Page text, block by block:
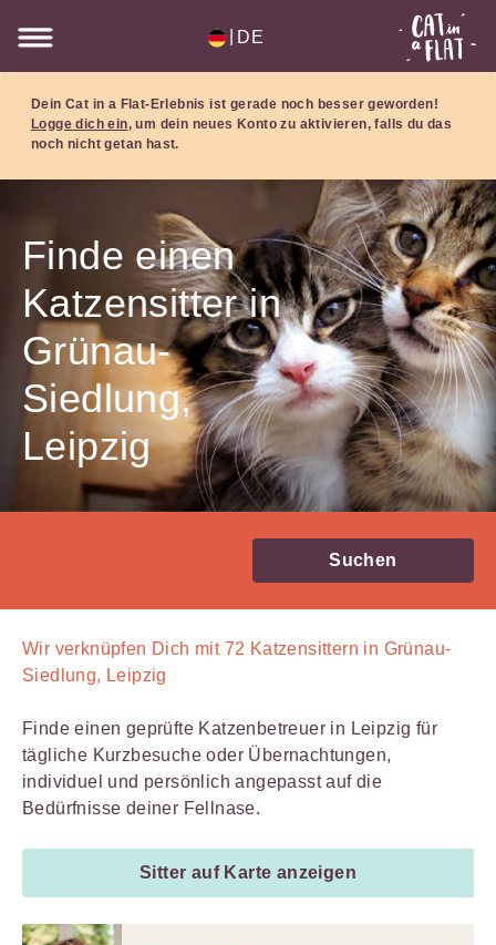
DE
Dein Cat in a Flat-Erlebnis ist gerade noch besser geworden!
Logge dich ein, um dein neues Konto zu aktivieren, falls du das
noch nicht getan hast.
Finde einen
Katzensitter in
Grünau-
Siedlung,
Leipzig
Suchen
Wir verknüpfen Dich mit 72 Katzensittern in Grünau-
Siedlung, Leipzig
Finde einen geprüfte Katzenbetreuer in Leipzig für
tägliche Kurzbesuche oder Übernachtungen,
individuel und persönlich angepasst auf die
Bedürfnisse deiner Fellnase.
Sitter auf Karte anzeigen